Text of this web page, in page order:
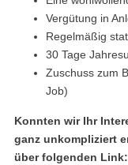
Vergütung in
Regelmäßig
30 Tage
Zuschuss zum
Job)
Konnten wir Ihr
ganz unkompliziert
über folgenden Link: